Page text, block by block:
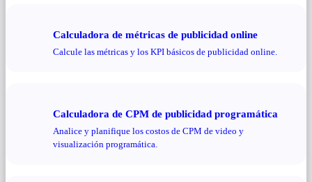
Calculadora de métricas de publicidad online
Calcule las métricas y los KPI básicos de publicidad online.
Calculadora de CPM de publicidad programática
Analice y planifique los costos de CPM de video y
visualización programática.